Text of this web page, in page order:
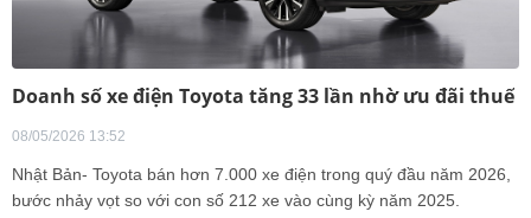
Doanh số xe điện Toyota tăng 33 lần nhờ ưu đãi thuế
08/05/2026 13:52
Nhật Bản- Toyota bán hơn 7.000 xe điện trong quý đầu năm 2026,
bước nhảy vọt so với con số 212 xe vào cùng kỳ năm 2025.